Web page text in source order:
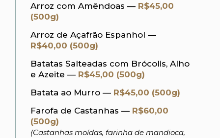
Arroz com Amêndoas — R$45,00
(500g)
Arroz de Açafrão Espanhol —
R$40,00 (500g)
Batatas Salteadas com Brócolis, Alho
e Azeite — R$45,00 (500g)
Batata ao Murro — R$45,00 (500g)
Farofa de Castanhas — R$60,00
(500g)
(Castanhas moídas, farinha de mandioca,